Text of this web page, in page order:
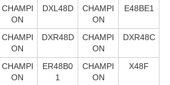
CHAMPI
ON
DXL48D
CHAMPI
ON
E48BE1
CHAMPI
ON
DXR48D
CHAMPI
ON
DXR48C
CHAMPI
ON
ER48B0
1
CHAMPI
ON
X48F